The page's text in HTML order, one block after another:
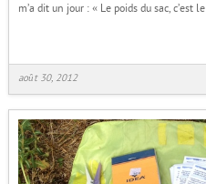
m’a dit un jour : « Le poids du sac, c’est le
août 30, 2012